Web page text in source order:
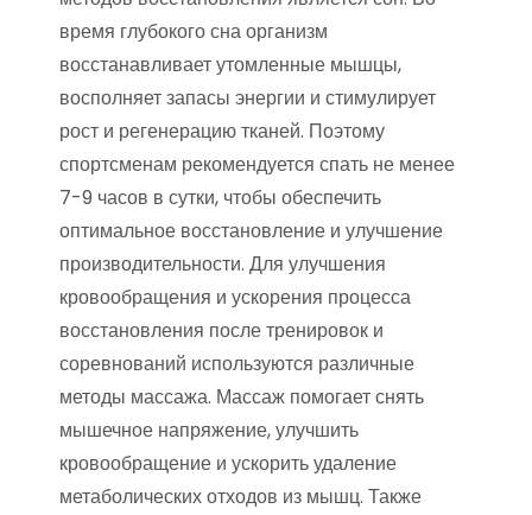
время глубокого сна организм
восстанавливает утомленные мышцы,
восполняет запасы энергии и стимулирует
рост и регенерацию тканей. Поэтому
спортсменам рекомендуется спать не менее
7-9 часов в сутки, чтобы обеспечить
оптимальное восстановление и улучшение
производительности. Для улучшения
кровообращения и ускорения процесса
восстановления после тренировок и
соревнований используются различные
методы массажа. Массаж помогает снять
мышечное напряжение, улучшить
кровообращение и ускорить удаление
метаболических отходов из мышц. Также